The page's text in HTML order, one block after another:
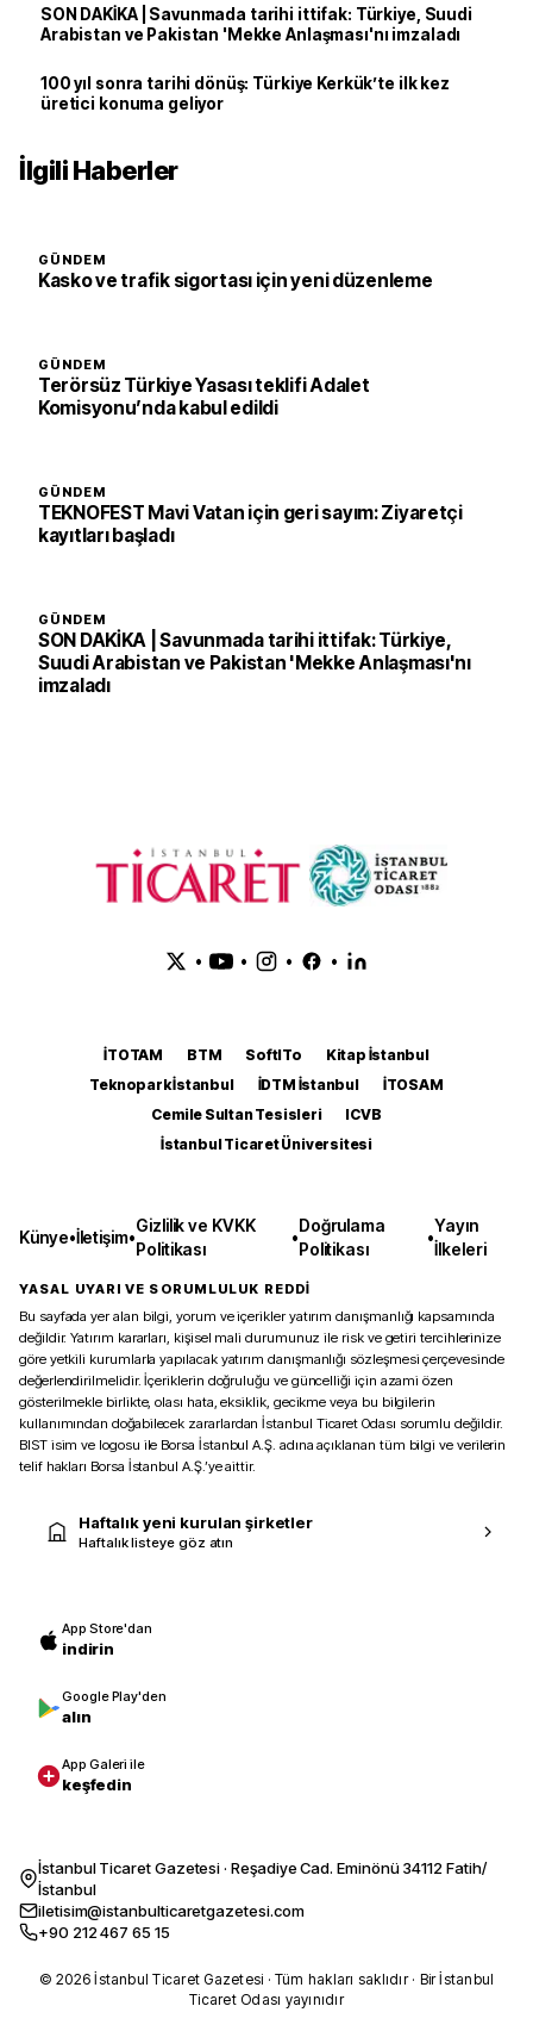
SON DAKİKA | Savunmada tarihi ittifak: Türkiye, Suudi
Arabistan ve Pakistan 'Mekke Anlaşması'nı imzaladı
100 yıl sonra tarihi dönüş: Türkiye Kerkük’te ilk kez
üretici konuma geliyor
İlgili Haberler
GÜNDEM
Kasko ve trafik sigortası için yeni düzenleme
GÜNDEM
Terörsüz Türkiye Yasası teklifi Adalet
Komisyonu’nda kabul edildi
GÜNDEM
TEKNOFEST Mavi Vatan için geri sayım: Ziyaretçi
kayıtları başladı
GÜNDEM
SON DAKİKA | Savunmada tarihi ittifak: Türkiye,
Suudi Arabistan ve Pakistan 'Mekke Anlaşması'nı
imzaladı
• • • •
İTOTAM BTM SoftITo
Kitap İstanbul
Teknopark İstanbul
İDTM İstanbul
İTOSAM
Cemile Sultan Tesisleri
ICVB
İstanbul Ticaret Üniversitesi
Künye•İletişim•
Gizlilik ve KVKK
Politikası
•
Doğrulama
Politikası
•
Yayın
İlkeleri
YASAL UYARI VE SORUMLULUK REDDİ
Bu sayfada yer alan bilgi, yorum ve içerikler yatırım danışmanlığı kapsamında
değildir. Yatırım kararları, kişisel mali durumunuz ile risk ve getiri tercihlerinize
göre yetkili kurumlarla yapılacak yatırım danışmanlığı sözleşmesi çerçevesinde
değerlendirilmelidir. İçeriklerin doğruluğu ve güncelliği için azami özen
gösterilmekle birlikte, olası hata, eksiklik, gecikme veya bu bilgilerin
kullanımından doğabilecek zararlardan İstanbul Ticaret Odası sorumlu değildir.
BIST isim ve logosu ile Borsa İstanbul A.Ş. adına açıklanan tüm bilgi ve verilerin
telif hakları Borsa İstanbul A.Ş.’ye aittir.
Haftalık yeni kurulan şirketler
Haftalık listeye göz atın
App Store'dan
indirin
Google Play'den
alın
App Galeri ile
keşfedin
İstanbul Ticaret Gazetesi · Reşadiye Cad. Eminönü 34112 Fatih/
İstanbul
iletisim@istanbulticaretgazetesi.com
+90 212 467 65 15
© 2026 İstanbul Ticaret Gazetesi · Tüm hakları saklıdır · Bir İstanbul
Ticaret Odası yayınıdır